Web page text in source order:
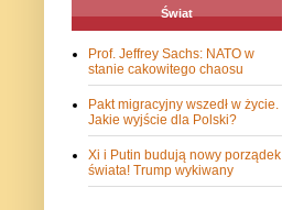
Świat
Prof. Jeffrey Sachs: NATO w
stanie cakowitego chaosu
Pakt migracyjny wszedł w życie.
Jakie wyjście dla Polski?
Xi i Putin budują nowy porządek
świata! Trump wykiwany